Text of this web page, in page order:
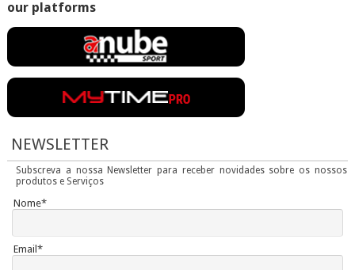
our platforms
NEWSLETTER
Subscreva a nossa Newsletter para receber novidades sobre os nossos
produtos e Serviços
Nome*
Email*